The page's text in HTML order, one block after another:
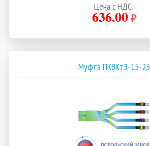
Цена с НДС:
636.00₽
Муфта ПКВКтЭ-15-23